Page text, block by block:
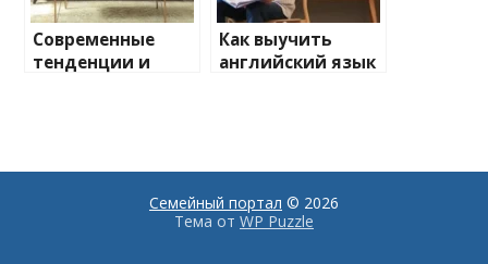
Современные
тенденции и
интерьера
Как выучить
английский язык
Семейный портал © 2026
Тема от WP Puzzle